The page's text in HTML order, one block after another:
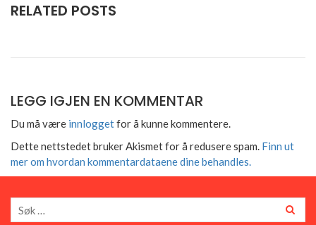
RELATED POSTS
LEGG IGJEN EN KOMMENTAR
Du må være innloggetfor å kunne kommentere.
Dette nettstedet bruker Akismet for å redusere spam. Finn ut
mer om hvordan kommentardataene dine behandles.